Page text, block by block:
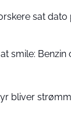
sat dato
smile: Benzin
bliver